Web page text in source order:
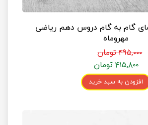
گام به گام دروس دهم ریاضی
مهروماه
۴۹۵,۰۰۰ تومان
۴۱۵,۸۰۰ تومان
افزودن به سبد خرید